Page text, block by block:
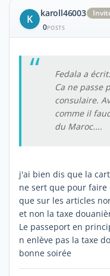
K karoll46003
0POSTS
Fedala a écrit:
Ca ne passe
consulaire.
comme il
du Maroc....
j'ai bien dis que la
ne sert que pour faire
que sur les articles
et non la taxe
Le passeport en
n enlève pas la taxe
bonne soirée